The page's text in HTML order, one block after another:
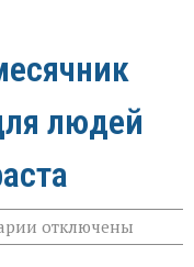
людей
к
записи
отключены